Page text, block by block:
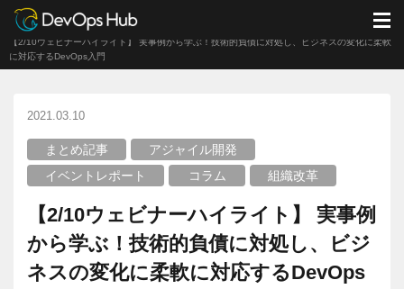
DevOps Hub ブログ イベントレポート
【2/10ウェビナーハイライト】 実事例から学ぶ！技術的負債に対処し、ビジネスの変化に柔軟
に対応するDevOps入門
2021.03.10
まとめ記事
アジャイル開発
イベントレポート
コラム 組織改革
【2/10ウェビナーハイライト】 実事例
から学ぶ！技術的負債に対処し、ビジ
ネスの変化に柔軟に対応するDevOps